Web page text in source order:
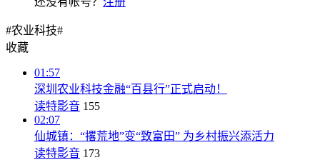
#农业科技#
收藏
01:57
深圳农业科技金融“百县行”正式启动！
读特影音 155
02:07
仙城镇：“撂荒地”变“致富田” 为乡村振兴添活力
读特影音 173